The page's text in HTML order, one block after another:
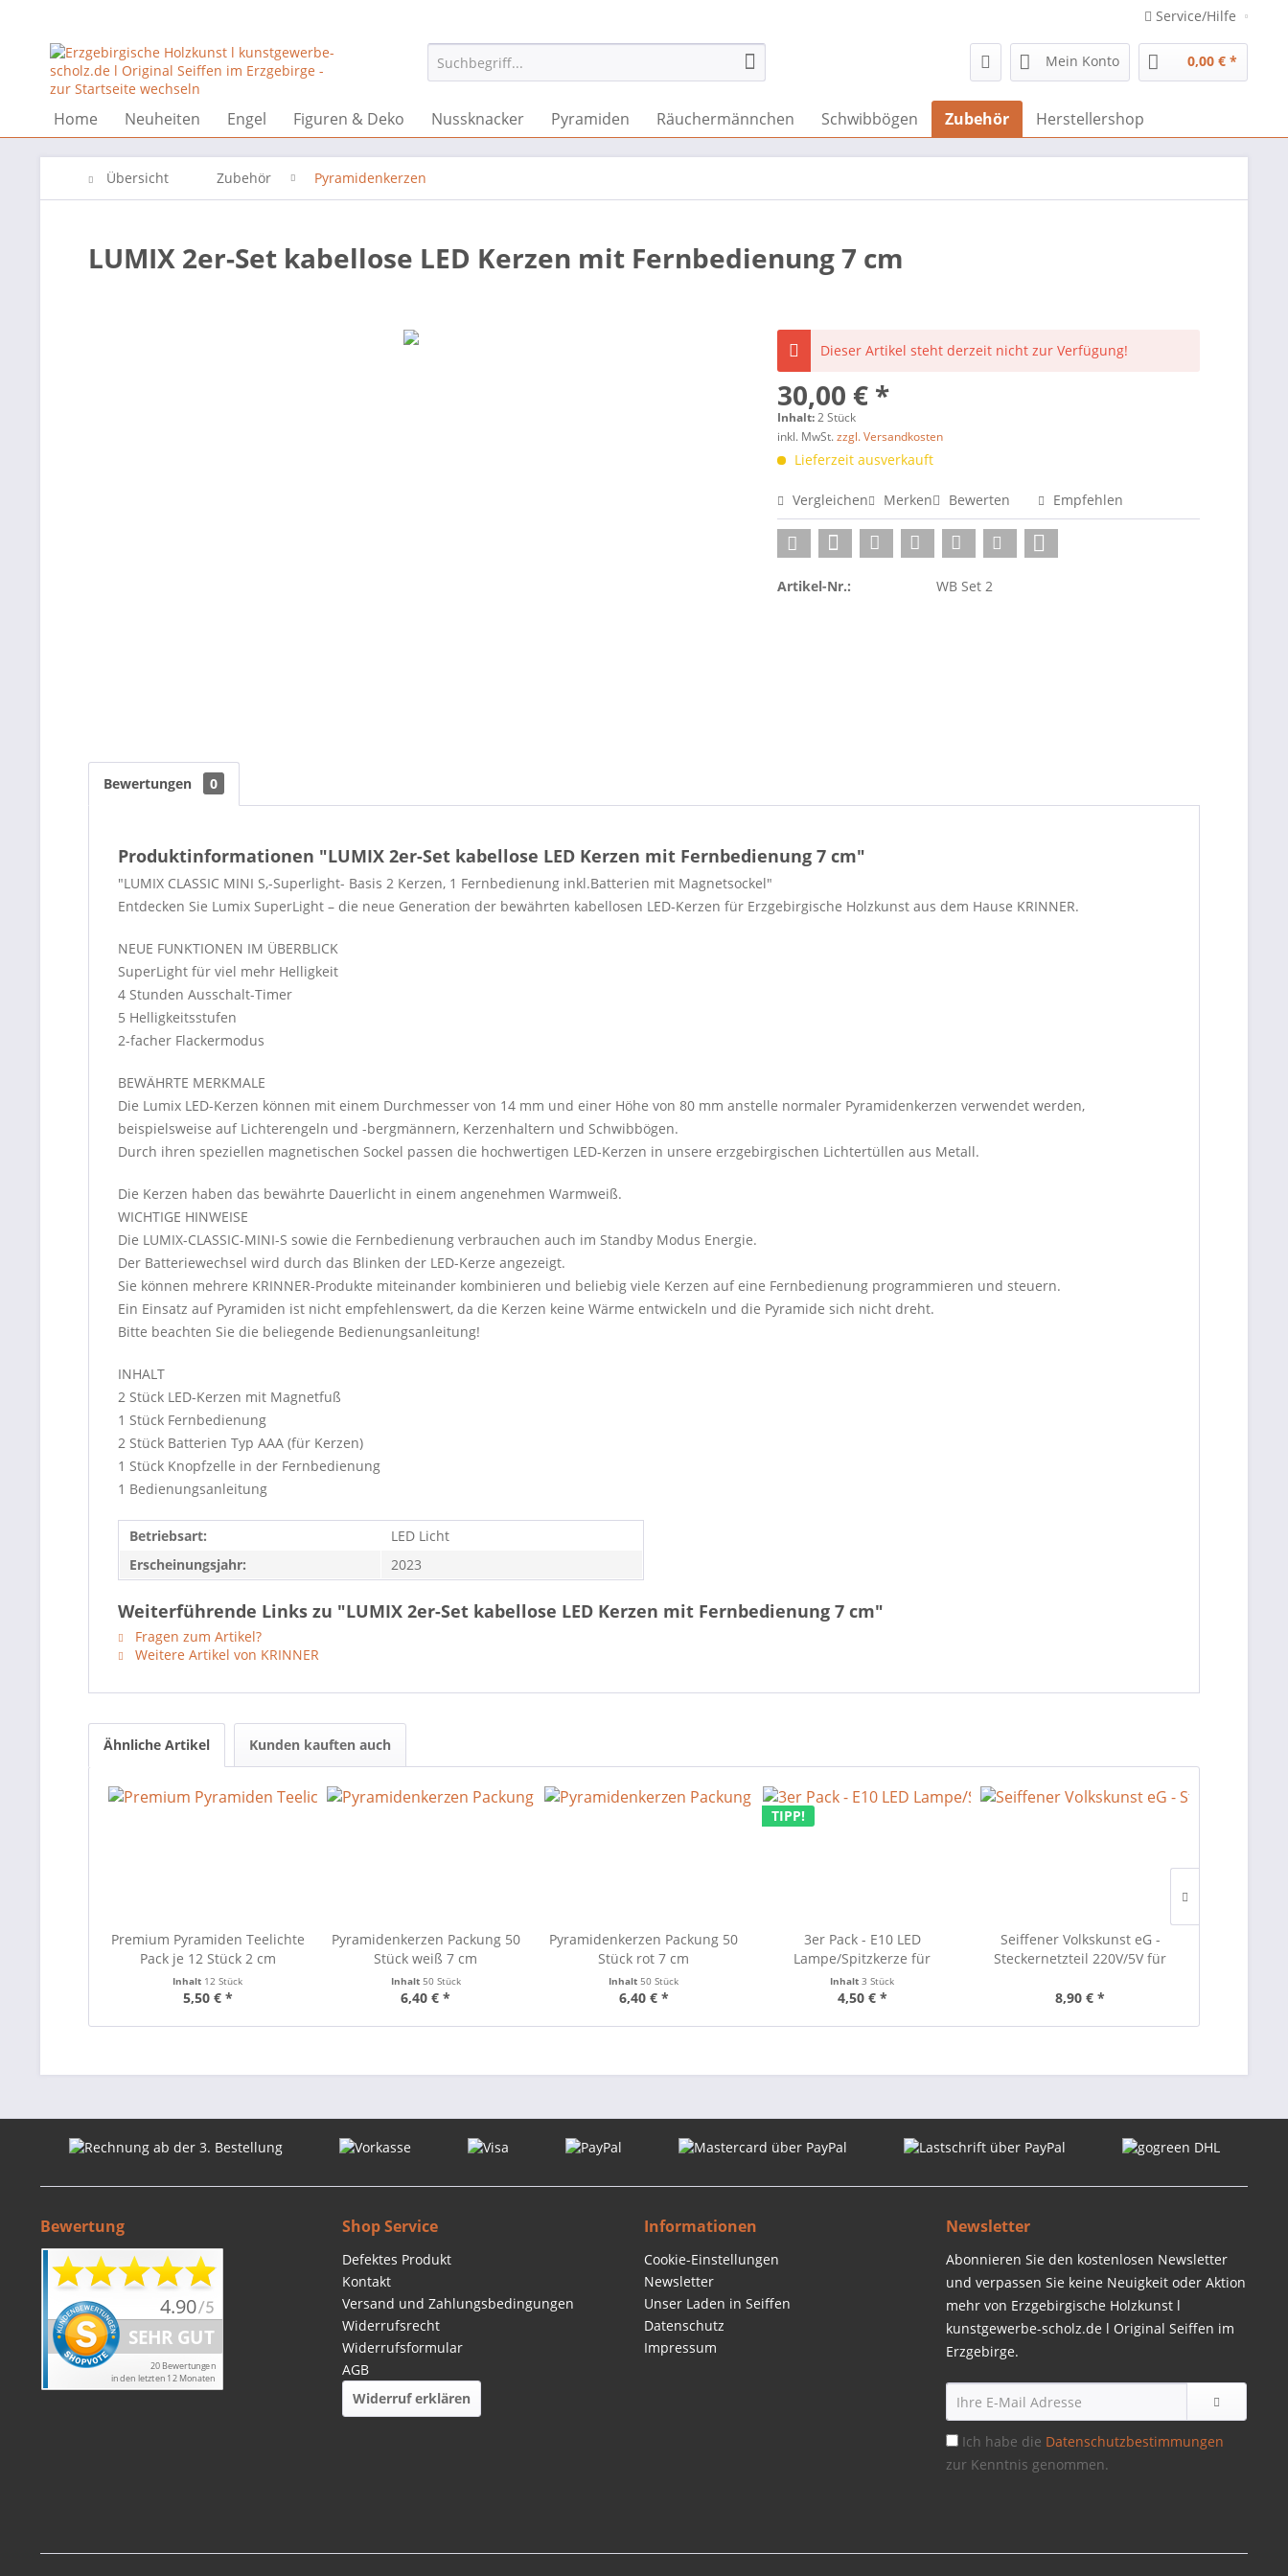
Service/Hilfe
Mein Konto 0,00 € *
Home Neuheiten Engel Figuren & Deko Nussknacker Pyramiden Räuchermännchen Schwibbögen Zubehör Herstellershop
Übersicht Zubehör Pyramidenkerzen
LUMIX 2er-Set kabellose LED Kerzen mit Fernbedienung 7 cm
Dieser Artikel steht derzeit nicht zur Verfügung!
30,00 € *
Inhalt:2 Stück
inkl. MwSt.zzgl. Versandkosten
Lieferzeit ausverkauft
Vergleichen Merken Bewerten Empfehlen
Artikel-Nr.: WB Set 2
Bewertungen 0
Produktinformationen "LUMIX 2er-Set kabellose LED Kerzen mit Fernbedienung 7 cm"
"LUMIX CLASSIC MINI S,-Superlight- Basis 2 Kerzen, 1 Fernbedienung inkl.Batterien mit Magnetsockel"
Entdecken Sie Lumix SuperLight – die neue Generation der bewährten kabellosen LED-Kerzen für Erzgebirgische Holzkunst aus dem Hause KRINNER.
NEUE FUNKTIONEN IM ÜBERBLICK
SuperLight für viel mehr Helligkeit
4 Stunden Ausschalt-Timer
5 Helligkeitsstufen
2-facher Flackermodus
BEWÄHRTE MERKMALE
Die Lumix LED-Kerzen können mit einem Durchmesser von 14 mm und einer Höhe von 80 mm anstelle normaler Pyramidenkerzen verwendet werden,
beispielsweise auf Lichterengeln und -bergmännern, Kerzenhaltern und Schwibbögen.
Durch ihren speziellen magnetischen Sockel passen die hochwertigen LED-Kerzen in unsere erzgebirgischen Lichtertüllen aus Metall.
Die Kerzen haben das bewährte Dauerlicht in einem angenehmen Warmweiß.
WICHTIGE HINWEISE
Die LUMIX-CLASSIC-MINI-S sowie die Fernbedienung verbrauchen auch im Standby Modus Energie.
Der Batteriewechsel wird durch das Blinken der LED-Kerze angezeigt.
Sie können mehrere KRINNER-Produkte miteinander kombinieren und beliebig viele Kerzen auf eine Fernbedienung programmieren und steuern.
Ein Einsatz auf Pyramiden ist nicht empfehlenswert, da die Kerzen keine Wärme entwickeln und die Pyramide sich nicht dreht.
Bitte beachten Sie die beliegende Bedienungsanleitung!
INHALT
2 Stück LED-Kerzen mit Magnetfuß
1 Stück Fernbedienung
2 Stück Batterien Typ AAA (für Kerzen)
1 Stück Knopfzelle in der Fernbedienung
1 Bedienungsanleitung
Betriebsart:
LED Licht
Erscheinungsjahr:
2023
Weiterführende Links zu "LUMIX 2er-Set kabellose LED Kerzen mit Fernbedienung 7 cm"
Fragen zum Artikel?
Weitere Artikel von KRINNER
Ähnliche Artikel Kunden kauften auch
Premium Pyramiden Teelichte
Pack je 12 Stück 2 cm
Inhalt 12 Stück
5,50 € *
Pyramidenkerzen Packung 50
Stück weiß 7 cm
Inhalt 50 Stück
6,40 € *
Pyramidenkerzen Packung 50
Stück rot 7 cm
Inhalt50 Stück
6,40 € *
TIPP!
3er Pack - E10 LED
Lampe/Spitzkerze für
Schwibbögen und
Lichterketten
Inhalt3 Stück
4,50 € *
Seiffener Volkskunst eG -
Steckernetzteil 220V/5V für
8,90 € *
Bewertung Shop Service
Defektes Produkt
Kontakt
Versand und Zahlungsbedingungen
Widerrufsrecht
Widerrufsformular
AGB
Widerruf erklären
Informationen
Cookie-Einstellungen
Newsletter
Unser Laden in Seiffen
Datenschutz
Impressum
Newsletter
Abonnieren Sie den kostenlosen Newsletter
und verpassen Sie keine Neuigkeit oder Aktion
mehr von Erzgebirgische Holzkunst l
kunstgewerbe-scholz.de l Original Seiffen im
Erzgebirge.
Ich habe die Datenschutzbestimmungen
zur Kenntnis genommen.